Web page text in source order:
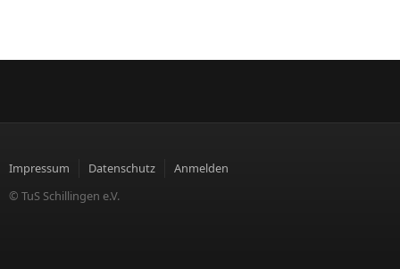
Impressum Datenschutz
Anmelden
© TuS Schillingen e.V.